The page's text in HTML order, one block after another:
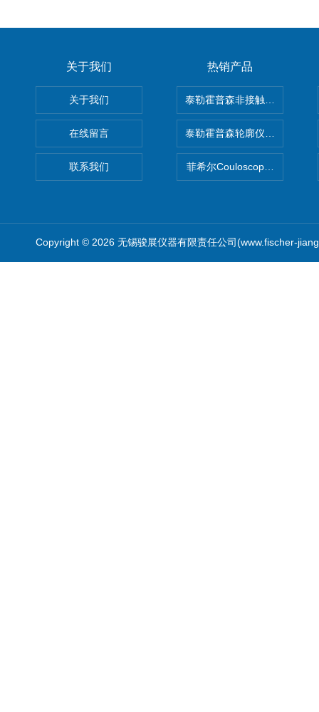
关于我们
关于我们
在线留言
联系我们
热销产品
泰勒霍普森非接触式轮廓仪
泰勒霍普森轮廓仪|TAYLOR
菲希尔Couloscope CMS2电
Copyright © 2026 无锡骏展仪器有限责任公司(www.fischer-